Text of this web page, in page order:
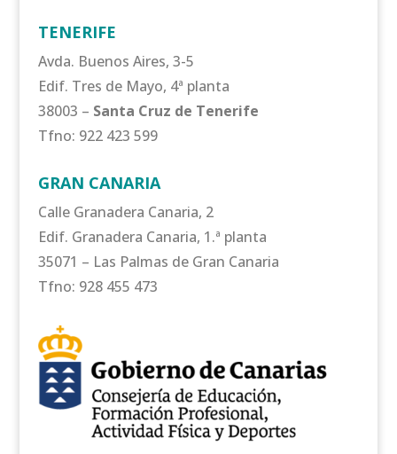
TENERIFE
Avda. Buenos Aires, 3-5
Edif. Tres de Mayo, 4ª planta
38003 – Santa Cruz de Tenerife
Tfno: 922 423 599
GRAN CANARIA
Calle Granadera Canaria, 2
Edif. Granadera Canaria, 1.ª planta
35071 – Las Palmas de Gran Canaria
Tfno: 928 455 473